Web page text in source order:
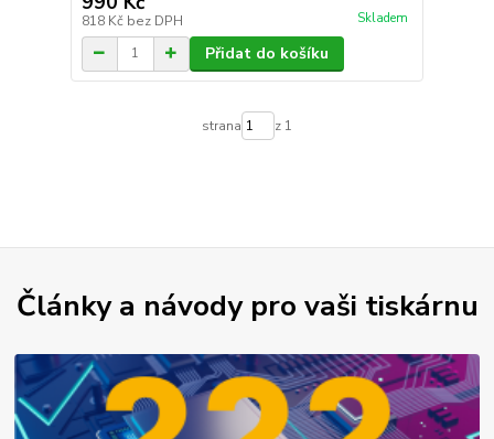
818 Kč bez DPH Skladem
Přidat do košíku
strana z 1
Články a návody pro vaši tiskárnu